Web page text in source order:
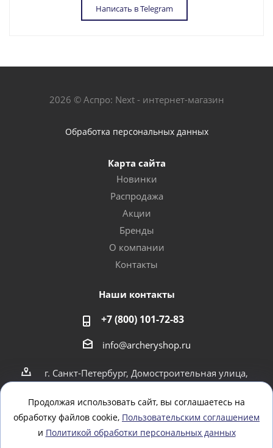
Написать в Telegram
2026 © Аспро: Next - интернет-магазин
Обработка персональных данных
Карта сайта
Новинки
Распродажа
Акции
Бренды
О компании
Контакты
Наши контакты
+7 (800) 101-72-83
info@archeryshop.ru
г. Санкт-Петербург, Домостроительная улица,
г. Санкт-Петербург Пионерская 21
Оставайтесь на связи
Продолжая использовать сайт, вы соглашаетесь на
обработку файлов cookie, Пользовательским соглашением
и Политикой обработки персональных данных